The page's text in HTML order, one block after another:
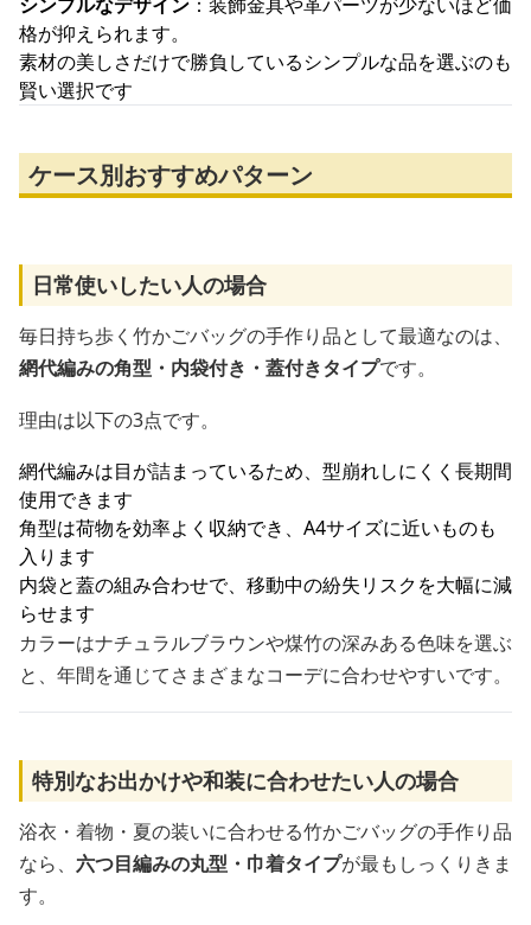
格が抑えられます。
素材の美しさだけで勝負しているシンプルな品を選ぶのも
賢い選択です
ケース別おすすめパターン
日常使いしたい人の場合
毎日持ち歩く竹かごバッグの手作り品として最適なのは、
網代編みの角型・内袋付き・蓋付きタイプです。
理由は以下の3点です。
網代編みは目が詰まっているため、型崩れしにくく長期間
使用できます
角型は荷物を効率よく収納でき、A4サイズに近いものも
入ります
内袋と蓋の組み合わせで、移動中の紛失リスクを大幅に減
らせます
カラーはナチュラルブラウンや煤竹の深みある色味を選ぶ
と、年間を通じてさまざまなコーデに合わせやすいです。
特別なお出かけや和装に合わせたい人の場合
浴衣・着物・夏の装いに合わせる竹かごバッグの手作り品
なら、 六つ目編みの丸型・巾着タイプが最もしっくりきま
す。